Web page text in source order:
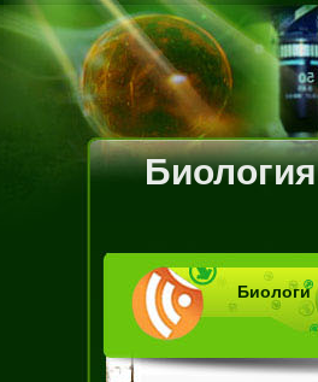
Биология
Биологи